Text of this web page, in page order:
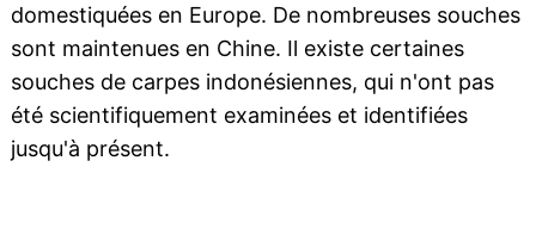
domestiquées en Europe. De nombreuses souches
sont maintenues en Chine. Il existe certaines
souches de carpes indonésiennes, qui n'ont pas
été scientifiquement examinées et identifiées
jusqu'à présent.